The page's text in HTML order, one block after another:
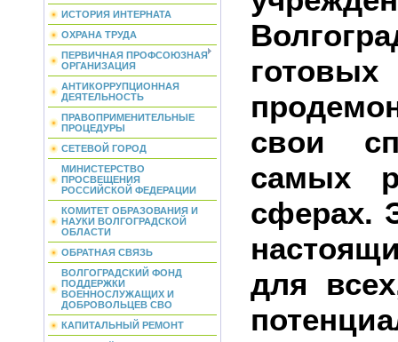
ИСТОРИЯ ИНТЕРНАТА
ОХРАНА ТРУДА
ПЕРВИЧНАЯ ПРОФСОЮЗНАЯ
ОРГАНИЗАЦИЯ
АНТИКОРРУПЦИОННАЯ
ДЕЯТЕЛЬНОСТЬ
ПРАВОПРИМЕНИТЕЛЬНЫЕ
ПРОЦЕДУРЫ
СЕТЕВОЙ ГОРОД
МИНИСТЕРСТВО
ПРОСВЕЩЕНИЯ
РОССИЙСКОЙ ФЕДЕРАЦИИ
КОМИТЕТ ОБРАЗОВАНИЯ И
НАУКИ ВОЛГОГРАДСКОЙ
ОБЛАСТИ
ОБРАТНАЯ СВЯЗЬ
ВОЛГОГРАДСКИЙ ФОНД
ПОДДЕРЖКИ
ВОЕННОСЛУЖАЩИХ И
ДОБРОВОЛЬЦЕВ СВО
КАПИТАЛЬНЫЙ РЕМОНТ
готовых
свои
самых
сферах.
для